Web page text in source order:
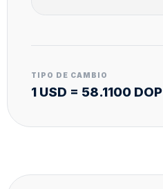
TIPO DE CAMBIO
1 USD = 58.1100 DOP